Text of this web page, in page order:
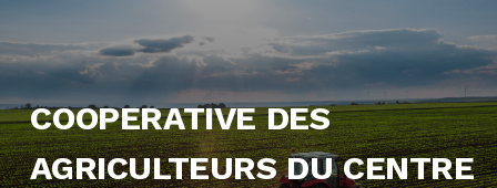
COOPERATIVE DES
AGRICULTEURS DU CENTRE